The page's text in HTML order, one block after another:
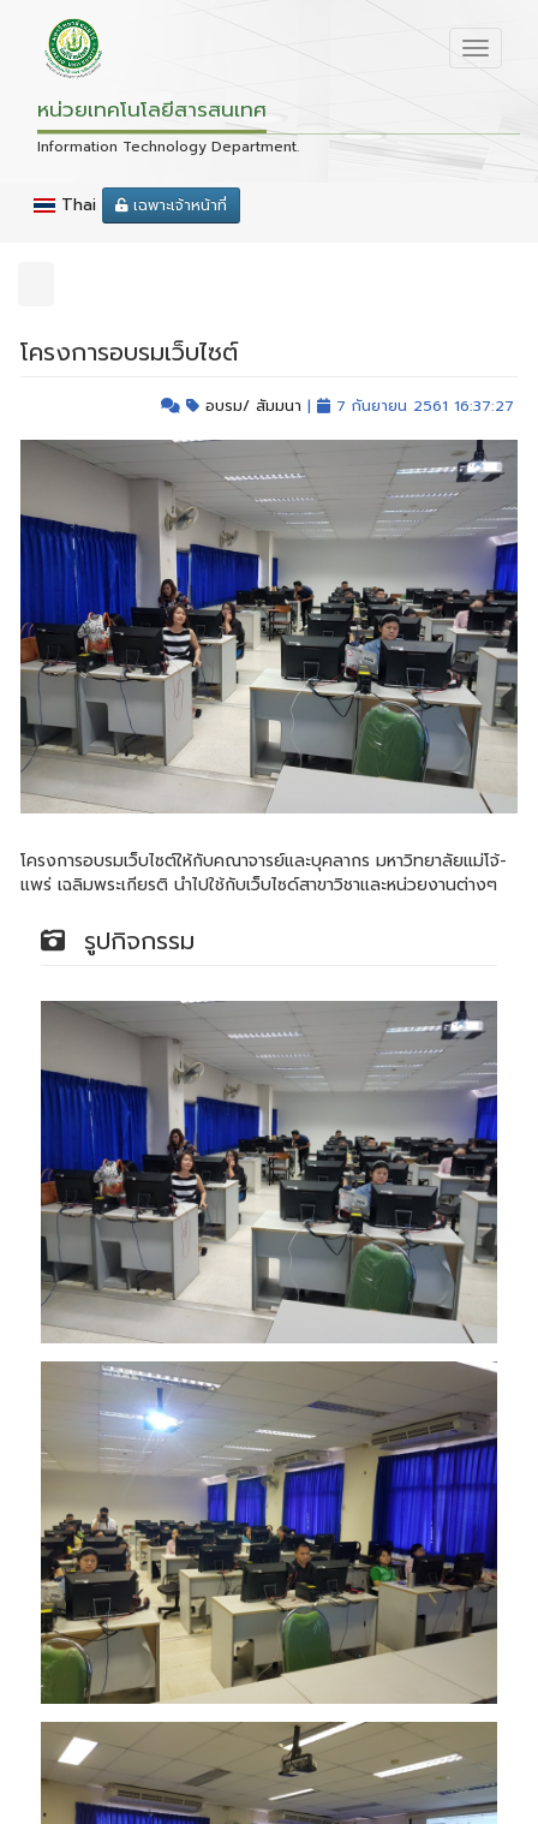
หน่วยเทคโนโลยีสารสนเทศ
Information Technology Department.
Thai เฉพาะเจ้าหน้าที่
โครงการอบรมเว็บไซต์
อบรม/ สัมมนา | 7 กันยายน 2561 16:37:27
โครงการอบรมเว็บไซต์ให้กับคณาจารย์และบุคลากร มหาวิทยาลัยแม่โจ้-
แพร่ เฉลิมพระเกียรติ นำไปใช้กับเว็บไซด์สาขาวิชาและหน่วยงานต่างๆ
รูปกิจกรรม